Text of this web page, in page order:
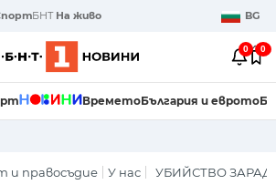
БНТ На живо BG
0 0
ВреметоБългария и еврото
и правосъдие У нас УБИЙСТВО